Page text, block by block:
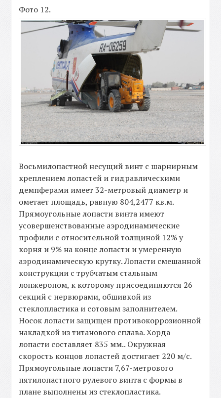
Фото 12.
Восьмилопастной несущий винт с шарнирным
креплением лопастей и гидравлическими
демпферами имеет 32-метровый диаметр и
ометает площадь, равную 804,2477 кв.м.
Прямоугольные лопасти винта имеют
усовершенствованные аэродинамические
профили с относительной толщиной 12% у
корня и 9% на конце лопасти и умеренную
аэродинамическую крутку. Лопасти смешанной
конструкции с трубчатым стальным
лонжероном, к которому присоединяются 26
секций с нервюрами, обшивкой из
стеклопластика и сотовым заполнителем.
Носок лопасти защищен противокоррозионной
накладкой из титанового сплава. Хорда
лопасти составляет 835 мм.. Окружная
скорость концов лопастей достигает 220 м/с.
Прямоугольные лопасти 7,67-метрового
пятилопастного рулевого винта с формы в
плане выполнены из стеклопластика.